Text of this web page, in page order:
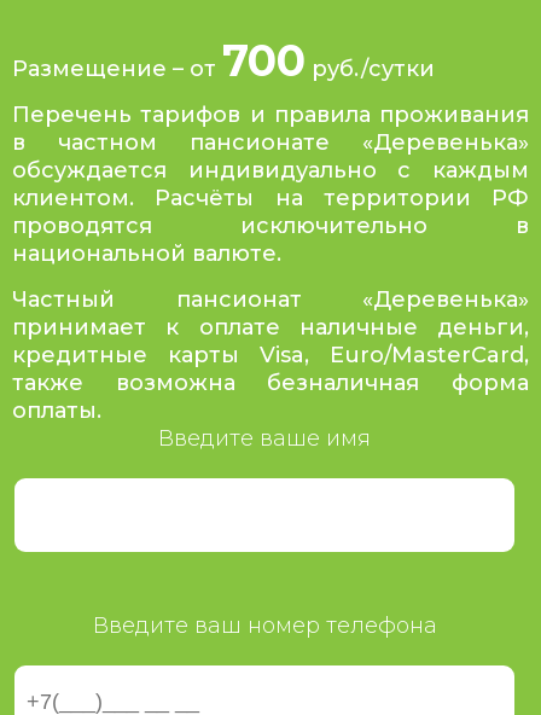
Размещение – от 700 руб./сутки
Перечень тарифов и правила проживания
в частном пансионате «Деревенька»
обсуждается индивидуально с каждым
клиентом. Расчёты на территории РФ
проводятся исключительно в
национальной валюте.
Частный пансионат «Деревенька»
принимает к оплате наличные деньги,
кредитные карты Visa, Euro/MasterCard,
также возможна безналичная форма
оплаты.
Введите ваше имя
Введите ваш номер телефона